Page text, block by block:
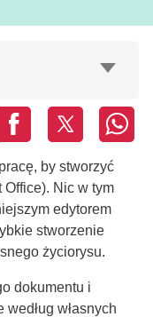
by stworzyć
Office). Nic w tym
edytorem
stworzenie
życiorysu.
dokumentu i
własnych